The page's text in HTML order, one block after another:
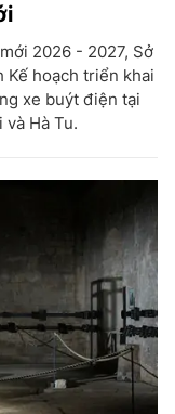
2026 - 2027, Sở
Kế hoạch triển khai
xe buýt điện tại
Hà Tu.